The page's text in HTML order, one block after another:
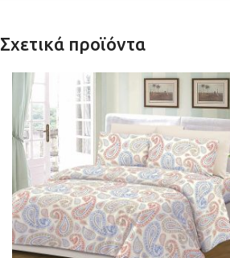
Σχετικά προϊόντα